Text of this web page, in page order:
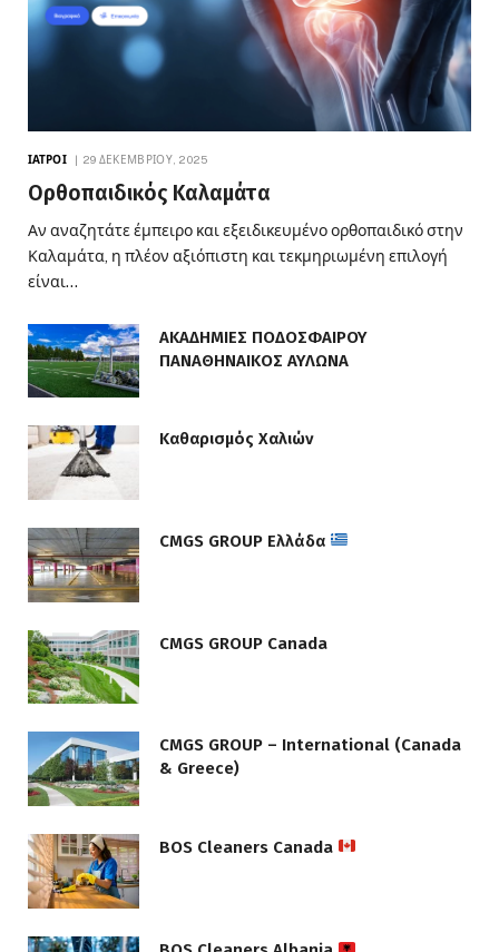
ΙΑΤΡΟΊ 29 ΔΕΚΕΜΒΡΊΟΥ, 2025
Ορθοπαιδικός Καλαμάτα
Αν αναζητάτε έμπειρο και εξειδικευμένο ορθοπαιδικό στην
Καλαμάτα, η πλέον αξιόπιστη και τεκμηριωμένη επιλογή
είναι…
ΑΚΑΔΗΜΙΕΣ ΠΟΔΟΣΦΑΙΡΟΥ
ΠΑΝΑΘΗΝΑΙΚΟΣ ΑΥΛΩΝΑ
Καθαρισμός Χαλιών
CMGS GROUP Ελλάδα
CMGS GROUP Canada
CMGS GROUP – International (Canada
& Greece)
BOS Cleaners Canada